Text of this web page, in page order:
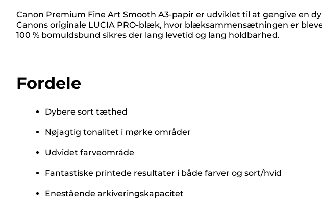
Canon Premium Fine Art Smooth A3-papir er udviklet til at gengive en
Canons originale LUCIA PRO-blæk, hvor blæksammensætningen er
100 % bomuldsbund sikres der lang levetid og lang holdbarhed.
Fordele
Dybere sort tæthed
Nøjagtig tonalitet i mørke områder
Udvidet farveområde
Fantastiske printede resultater i både farver og sort/hvid
Enestående arkiveringskapacitet